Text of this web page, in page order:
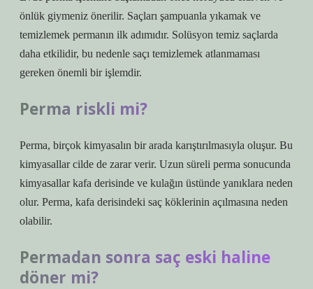
önlük giymeniz önerilir. Saçları şampuanla yıkamak ve
temizlemek permanın ilk adımıdır. Solüsyon temiz saçlarda
daha etkilidir, bu nedenle saçı temizlemek atlanmaması
gereken önemli bir işlemdir.
Perma riskli mi?
Perma, birçok kimyasalın bir arada karıştırılmasıyla oluşur. Bu
kimyasallar cilde de zarar verir. Uzun süreli perma sonucunda
kimyasallar kafa derisinde ve kulağın üstünde yanıklara neden
olur. Perma, kafa derisindeki saç köklerinin açılmasına neden
olabilir.
Permadan sonra saç eski haline
döner mi?